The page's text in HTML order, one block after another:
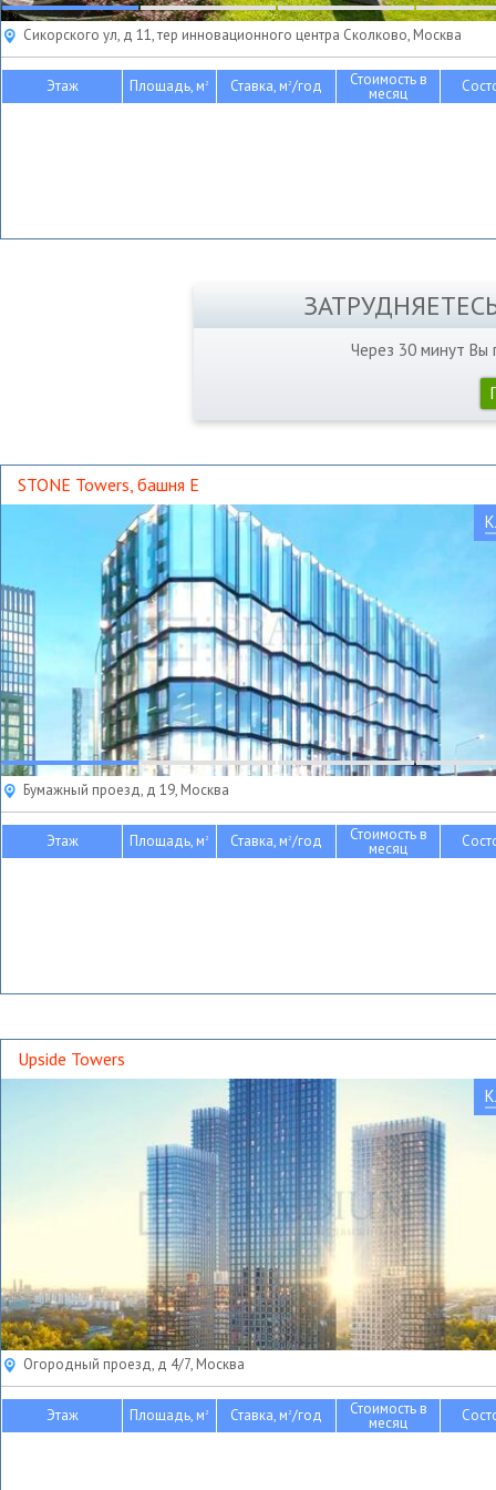
Сикорского ул, д 11, тер инновационного центра Сколково, Москва
Этаж Площадь, м2 Ставка, м2/год Стоимость в
месяц
Через 30 минут Вы
STONE Towers, башня Е
Бумажный проезд, д 19, Москва
Этаж Площадь, м2 Ставка, м2/год Стоимость в
месяц
Upside Towers
Огородный проезд, д 4/7, Москва
Этаж Площадь, м2 Ставка, м2/год Стоимость в
месяц